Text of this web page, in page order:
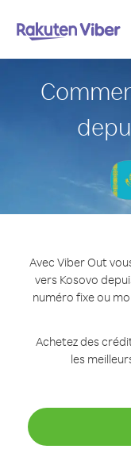
Avec Viber Out
vers Kosovo
numéro fixe ou
Achetez des
les